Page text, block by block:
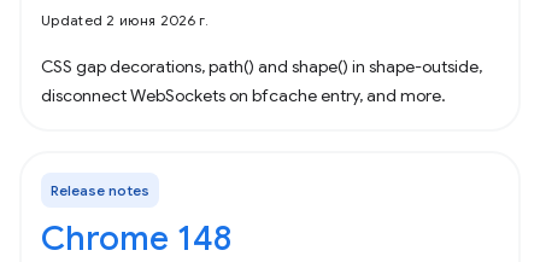
Updated 2 июня 2026 г.
CSS gap decorations, path() and shape() in shape-outside,
disconnect WebSockets on bfcache entry, and more.
Release notes
Chrome 148